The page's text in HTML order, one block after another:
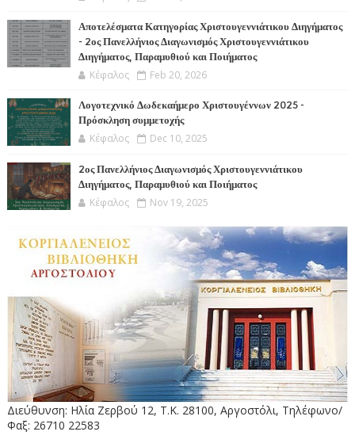
Αποτελέσματα Κατηγορίας Χριστουγεννιάτικου Διηγήματος
- 2ος Πανελλήνιος Διαγωνισμός Χριστουγεννιάτικου
Διηγήματος, Παραμυθιού και Ποιήματος
Κέφαλος Feb 20, 2026
Λογοτεχνικό Δωδεκαήμερο Χριστουγέννων 2025 -
Πρόσκληση συμμετοχής
Κέφαλος Dec 10, 2025
2ος Πανελλήνιος Διαγωνισμός Χριστουγεννιάτικου
Διηγήματος, Παραμυθιού και Ποιήματος
Κέφαλος Nov 19, 2025
Διεύθυνση: Ηλία Ζερβού 12, Τ.Κ. 28100, Αργοστόλι, Τηλέφωνο/
Φαξ: 26710 22583